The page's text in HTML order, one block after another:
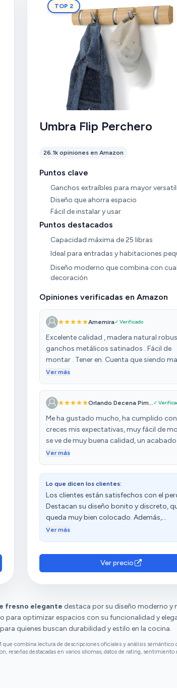
TOP 2
Umbra Flip Perchero
26.1k opiniones en Amazon
Puntos clave
Ganchos extraíbles para mayor
Diseño que ahorra espacio
Fácil de instalar y usar
Puntos destacados
Capacidad máxima de 25 libras
Ideal para entradas y habitaciones
Diseño moderno que combina con
decoración
Opiniones verificadas en Amazon
Amemira✓ Verificado
Excelente calidad , madera natural
ganchos metálicos satinados . Fácil de
montar . Tener en. Cuenta que siendo
natural puede que el veteado sea
problema .
Ver más
Orlando Decena Pim...✓
Me ha gustado mucho, ha cumplido con
creces mis expectativas, muy fácil de
se ve de muy buena calidad, un acabado
impecable y perfectamente bien
sobre todo es muy discreto mientras no
usa para colgar los abrigos.
Ver más
Lo que dicen los clientes:
Los clientes están satisfechos con el
Destacan su diseño bonito y discreto,
queda muy bien colocado. Además,
mencionan que es de buena calidad y
buena relación calidad-precio y un buen
acabado.
Ver más
Ver precio
fresno elegante destaca por su diseño moderno y
para optimizar espacios con su funcionalidad y
quienes buscan durabilidad y estilo en la cocina.
que combina lectura de descripciones oficiales y análisis semántico
reseñas destacadas en varios idiomas, datos de rating,